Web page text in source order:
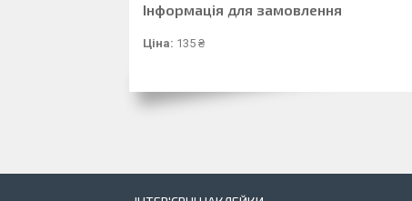
Інформація для замовлення
Ціна: 135 ₴